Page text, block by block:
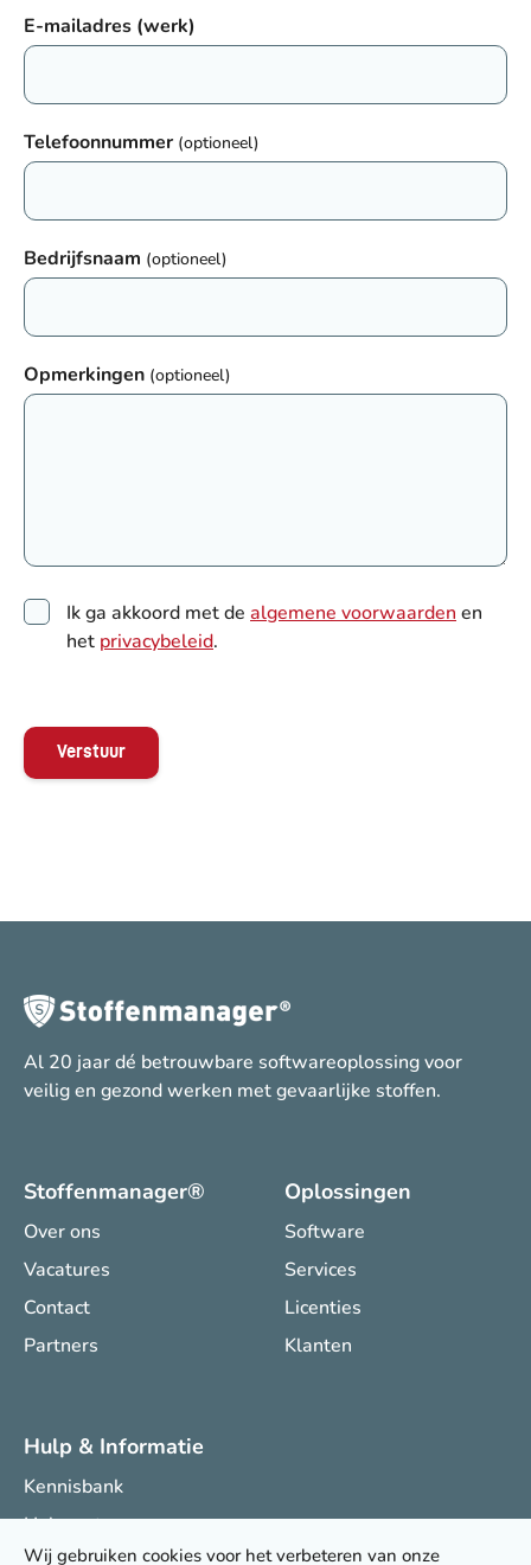
Wij gebruiken cookies voor het verbeteren van onze
E-mailadres (werk)
Telefoonnummer (optioneel)
Bedrijfsnaam (optioneel)
Opmerkingen (optioneel)
Ik ga akkoord met de algemene voorwaarden en
het privacybeleid.
Verstuur
Al 20 jaar dé betrouwbare softwareoplossing voor
veilig en gezond werken met gevaarlijke stoffen.
Stoffenmanager®
Over ons
Vacatures
Contact
Partners
Oplossingen
Software
Services
Licenties
Klanten
Hulp & Informatie
Kennisbank
Helpcenter